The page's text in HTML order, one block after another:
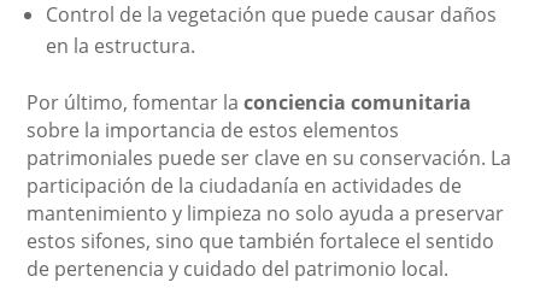
Control de la vegetación que puede causar daños
en la estructura.
Por último, fomentar laconciencia comunitaria
sobre la importancia de estos elementos
patrimoniales puede ser clave en su conservación. La
participación de la ciudadanía en actividades de
mantenimiento y limpieza no solo ayuda a preservar
estos sifones, sino que también fortalece el sentido
de pertenencia y cuidado del patrimonio local.